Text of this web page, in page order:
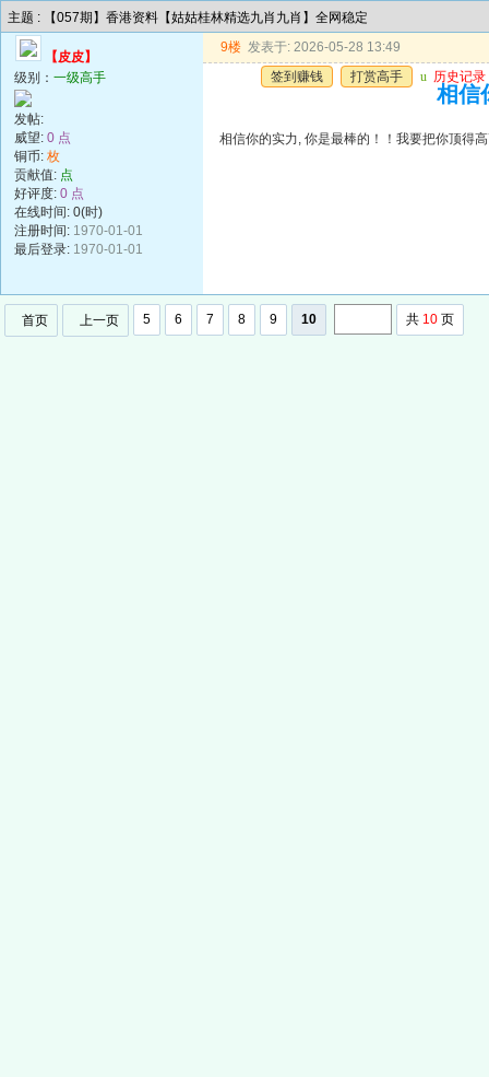
主题 : 【057期】香港资料【姑姑桂林精选九肖九肖】全网稳定
【皮皮】
级别： 一级高手
发帖:
威望: 0 点
铜币: 枚
贡献值: 点
好评度: 0 点
在线时间: 0(时)
注册时间: 1970-01-01
最后登录: 1970-01-01
9楼 发表于: 2026-05-28 13:49
签到赚钱
打赏高手 u 历史记录
相信
相信你的实力, 你是最棒的！！我要把你顶得
首页 上一页 5 6 7 8 9 10 共 10 页